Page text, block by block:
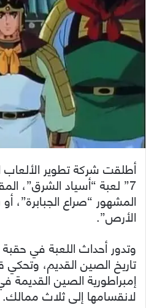
7” لعبة “أسياد الشرق”،
المشهور “صراع الجبابرة”،
الأرص”.
وتدور أحداث اللعبة في
تاريخ الصين القديم،
إمبراطورية الصين القديمة
لانقسامها إلى ثلاث ممالك.